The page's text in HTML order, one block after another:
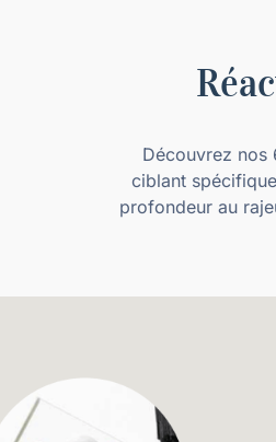
Découvrez nos
ciblant
profondeur au